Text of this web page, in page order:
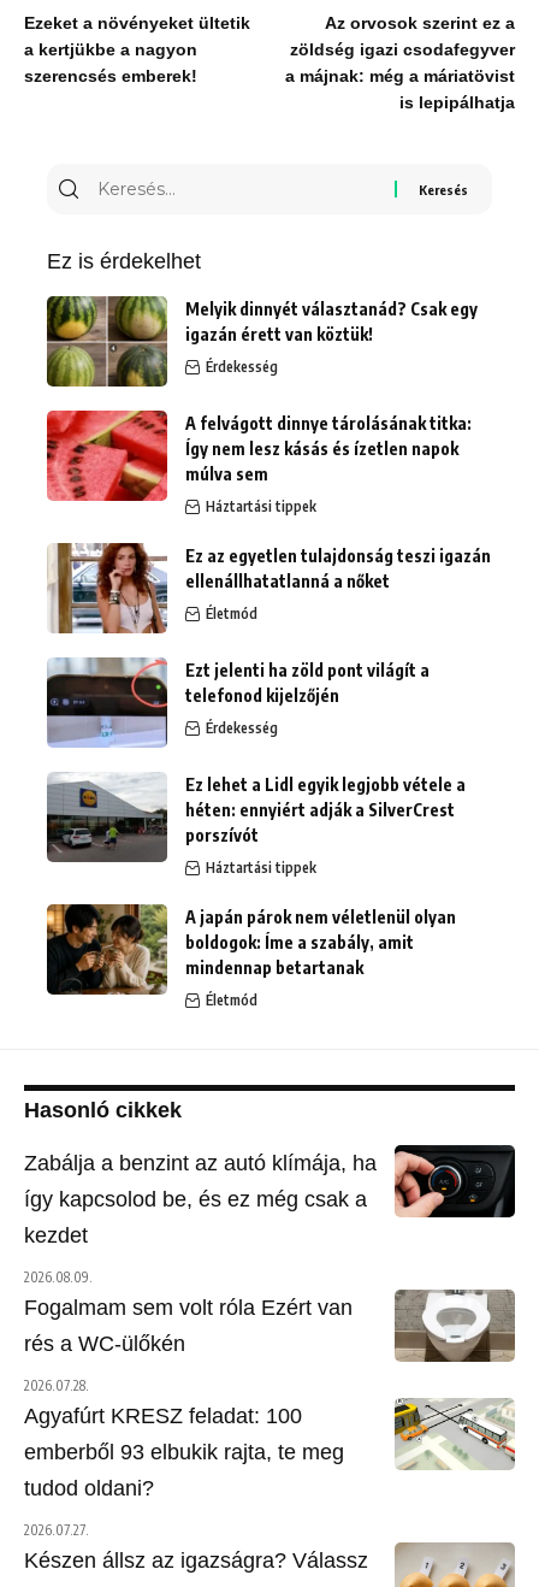
Ezeket a növényeket ültetik
a kertjükbe a nagyon
szerencsés emberek!
Az orvosok szerint ez a
zöldség igazi csodafegyver
a májnak: még a máriatövist
is lepipálhatja
Keresés
Ez is érdekelhet
Melyik dinnyét választanád? Csak egy
igazán érett van köztük!
Érdekesség
A felvágott dinnye tárolásának titka:
Így nem lesz kásás és ízetlen napok
múlva sem
Háztartási tippek
Ez az egyetlen tulajdonság teszi igazán
ellenállhatatlanná a nőket
Életmód
Ezt jelenti ha zöld pont világít a
telefonod kijelzőjén
Érdekesség
Ez lehet a Lidl egyik legjobb vétele a
héten: ennyiért adják a SilverCrest
porszívót
Háztartási tippek
A japán párok nem véletlenül olyan
boldogok: Íme a szabály, amit
mindennap betartanak
Életmód
Hasonló cikkek
Zabálja a benzint az autó klímája, ha
így kapcsolod be, és ez még csak a
kezdet
2026.08.09.
Fogalmam sem volt róla Ezért van
rés a WC-ülőkén
2026.07.28.
Agyafúrt KRESZ feladat: 100
emberből 93 elbukik rajta, te meg
tudod oldani?
2026.07.27.
Készen állsz az igazságra? Válassz